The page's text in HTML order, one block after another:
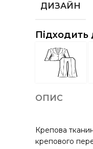
ДИЗАЙН
Підходить
ОПИС
Крепова
крепового